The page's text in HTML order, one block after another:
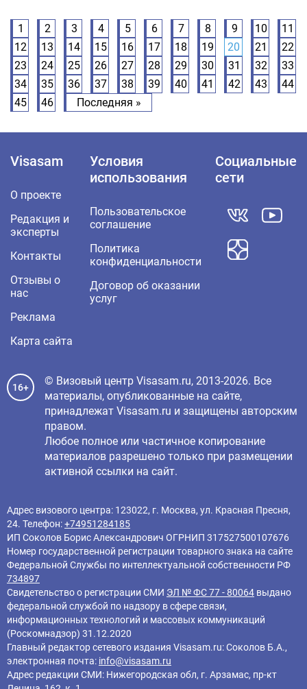
1 2 3 4 5 6 7 8 9 10
11
12
13 14 15 16 17 18 19 20 21
22
23
24 25 26 27 28 29 30 31 32
33
34
35 36 37 38 39 40 41 42 43
44
45
46 Последняя »
Visasam
О проекте
Редакция и
эксперты
Контакты
Отзывы о
нас
Реклама
Карта сайта
Условия
использования
Пользовательское
соглашение
Политика
конфиденциальности
Договор об оказании
услуг
Социальные
сети
16+
© Визовый центр Visasam.ru, 2013-2026. Все
материалы, опубликованные на сайте,
принадлежат Visasam.ru и защищены авторским
правом.
Любое полное или частичное копирование
материалов разрешено только при размещении
активной ссылки на сайт.
Адрес визового центра: 123022, г. Москва, ул. Красная Пресня,
24. Телефон:+74951284185
ИП Соколов Борис Александрович ОГРНИП 317527500107676
Номер государственной регистрации товарного знака на сайте
Федеральной Службы по интеллектуальной собственности РФ
734897
Свидетельство о регистрации СМИ ЭЛ № ФС 77 - 80064 выдано
федеральной службой по надзору в сфере связи,
информационных технологий и массовых коммуникаций
(Роскомнадзор) 31.12.2020
Главный редактор cетевого издания Visasam.ru: Соколов Б.А.,
электронная почта: info@visasam.ru
Адрес редакции СМИ: Нижегородская обл, г. Арзамас, пр-кт